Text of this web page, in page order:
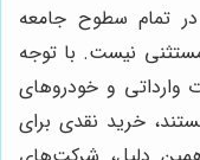
تمام سطوح جامعه
مستثنی نیست. با توجه
وارداتی و خودروهای
خرید نقدی برای